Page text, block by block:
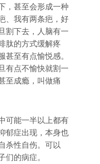
，甚至会形成一种
、我有两条疤，好
割下去，人脑有一
肽的方式缓解疼
甚至有点愉悦感。
有点不愉快就割一
至成瘾，叫做痛
可能一半以上都有
郁症出现，本身也
杀性自伤。可以
们的病症。